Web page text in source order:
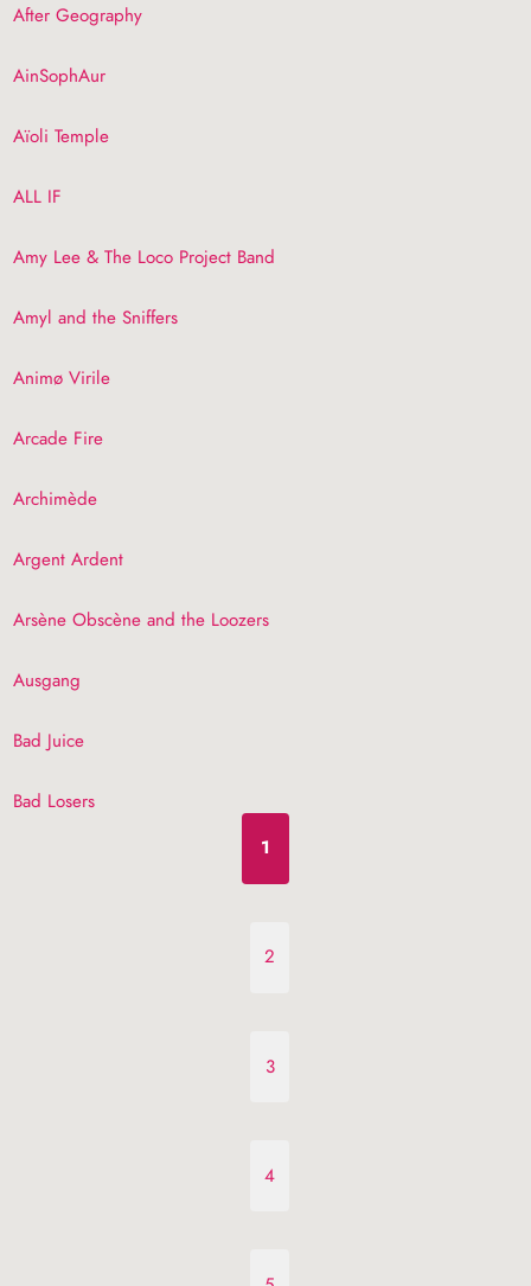
After Geography
AinSophAur
Aïoli Temple
ALL IF
Amy Lee & The Loco Project Band
Amyl and the Sniffers
Animø Virile
Arcade Fire
Archimède
Argent Ardent
Arsène Obscène and the Loozers
Ausgang
Bad Juice
Bad Losers
1
2
3
4